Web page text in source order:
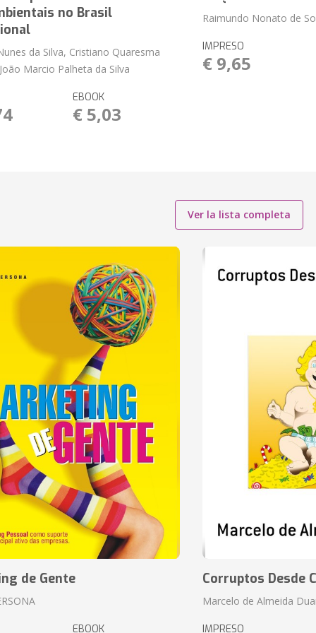
no Brasil
da Silva, Cristiano Quaresma
Marcio Palheta da Silva
EBOOK
€ 5,03
Raimundo Nonato de
IMPRESO
€ 9,65
Ver la lista completa
de Gente
EBOOK
Corruptos Desde
Marcelo de Almeida
IMPRESO